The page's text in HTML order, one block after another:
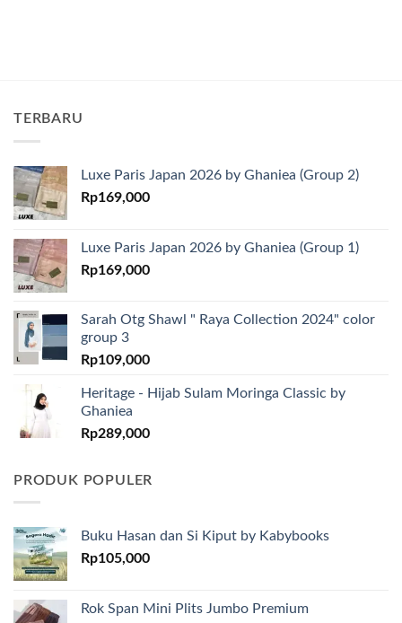
TERBARU
Luxe Paris Japan 2026 by Ghaniea (Group 2)
Rp169,000
Luxe Paris Japan 2026 by Ghaniea (Group 1)
Rp169,000
Sarah Otg Shawl " Raya Collection 2024" color
group 3
Rp109,000
Heritage - Hijab Sulam Moringa Classic by
Ghaniea
Rp289,000
PRODUK POPULER
Buku Hasan dan Si Kiput by Kabybooks
Rp105,000
Rok Span Mini Plits Jumbo Premium